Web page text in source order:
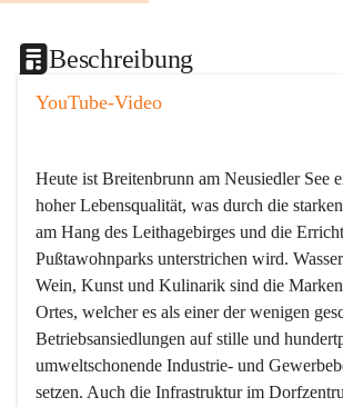
Beschreibung
YouTube-Video
Heute ist Breitenbrunn am Neusiedler See
hoher Lebensqualität, was durch die
am Hang des Leithagebirges und die
Pußtawohnparks unterstrichen wird.
Wein, Kunst und Kulinarik sind die
Ortes, welcher es als einer der wenigen
Betriebsansiedlungen auf stille und
umweltschonende Industrie- und
setzen. Auch die Infrastruktur im